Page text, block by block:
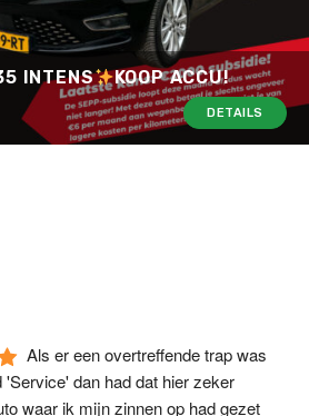
INTENS KOOP ACCU!
DETAILS
Als er een overtreffende trap was
'Service' dan had dat hier zeker
waar ik mijn zinnen op had gezet